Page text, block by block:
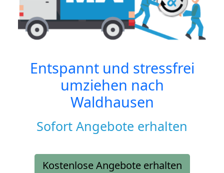
Entspannt und stressfrei
umziehen nach
Waldhausen
Sofort Angebote erhalten
Kostenlose Angebote erhalten